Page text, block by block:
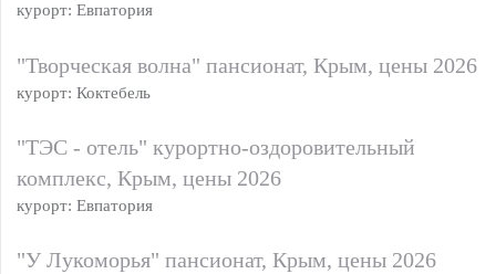
курорт: Евпатория
"Творческая волна" пансионат, Крым, цены 2026
курорт: Коктебель
"ТЭС - отель" курортно-оздоровительный
комплекс, Крым, цены 2026
курорт: Евпатория
"У Лукоморья" пансионат, Крым, цены 2026